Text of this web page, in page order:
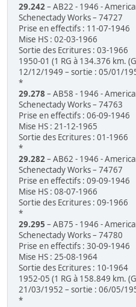
29.242– AB22 - 1946 -
Schenectady Works – 74727
Prise en effectifs : 11-07-1946
Mise HS : 02-03-1966
Sortie des Ecritures : 03-1966
1950-01 (1 RG à 134.376 km.
12/12/1949 – sortie : 05/01/
*
29.278 – AB58 - 1946 -
Schenectady Works – 74763
Prise en effectifs : 06-09-1946
Mise HS : 21-12-1965
Sortie des Ecritures : 01-1966
*
29.282– AB62 - 1946 -
Schenectady Works – 74767
Prise en effectifs : 09-09-1946
Mise HS : 08-07-1966
Sortie des Ecritures : 09-1966
*
29.295 – AB75 - 1946 -
Schenectady Works – 74780
Prise en effectifs : 30-09-1946
Mise HS : 25-08-1964
Sortie des Ecritures : 10-1964
1952-05 (1 RG à 158.849 km.
21/03/1952 – sortie : 06/05/
*